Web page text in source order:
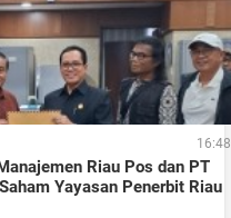
16:48
Riau Pos dan PT
Yayasan Penerbit Riau